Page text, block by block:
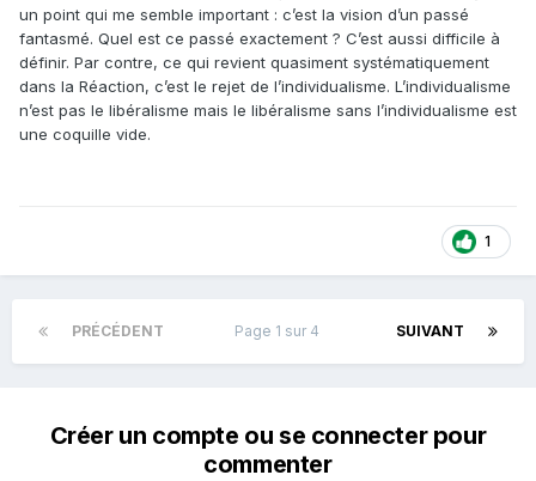
un point qui me semble important : c’est la vision d’un passé
fantasmé. Quel est ce passé exactement ? C’est aussi difficile à
définir. Par contre, ce qui revient quasiment systématiquement
dans la Réaction, c’est le rejet de l’individualisme. L’individualisme
n’est pas le libéralisme mais le libéralisme sans l’individualisme est
une coquille vide.
1
PRÉCÉDENT SUIVANT
Page 1 sur 4
Créer un compte ou se connecter pour
commenter